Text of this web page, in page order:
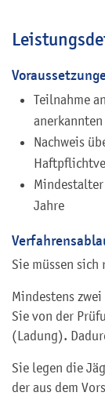
Teilnahme
Nachweis
Jahre
Sie müssen
Mindestens
Sie von der
(Ladung).
Sie legen die
der aus dem